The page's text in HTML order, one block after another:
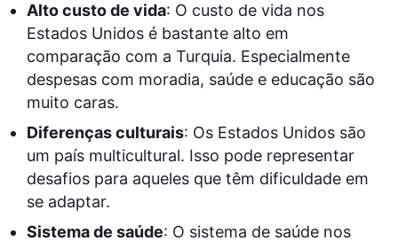
Alto custo de vida: O custo de vida nos
Estados Unidos é bastante alto em
comparação com a Turquia. Especialmente
despesas com moradia, saúde e educação são
muito caras.
Diferenças culturais: Os Estados Unidos são
um país multicultural. Isso pode representar
desafios para aqueles que têm dificuldade em
se adaptar.
Sistema de saúde: O sistema de saúde nos